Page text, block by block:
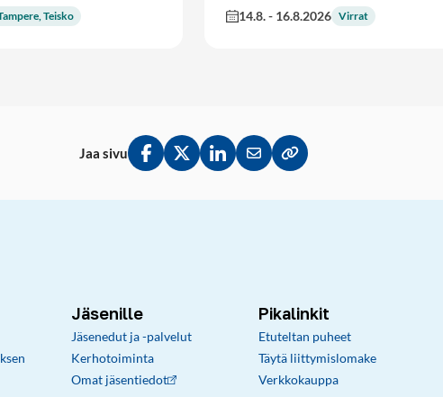
Teisko 14.8.- 16.8.2026 Virrat
Jaa sivu
Jaa Facebookissa
Jaa Twitterissä
Jaa LinkedInissä
Jaa sähköpostitse
Kopioi linkki leikepöydälle
Jäsenille
Jäsenedut ja -palvelut
Kerhotoiminta
Omat jäsentiedot
Pikalinkit
Etuteltan puheet
Täytä liittymislomake
Verkkokauppa